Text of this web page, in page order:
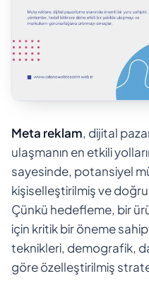
Meta reklam, dijital
ulaşmanın en etkili
sayesinde, potansiyel
kişiselleştirilmiş ve
Çünkü hedefleme, bir
için kritik bir öneme
teknikleri, demografik,
göre özelleştirilmiş